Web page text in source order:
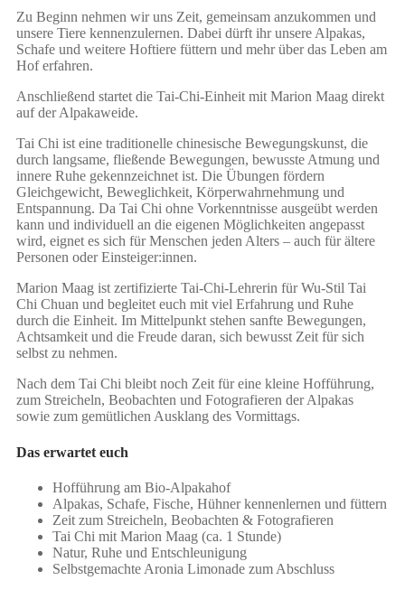
Zu Beginn nehmen wir uns Zeit, gemeinsam anzukommen und
unsere Tiere kennenzulernen. Dabei dürft ihr unsere Alpakas,
Schafe und weitere Hoftiere füttern und mehr über das Leben am
Hof erfahren.
Anschließend startet die Tai-Chi-Einheit mit Marion Maag direkt
auf der Alpakaweide.
Tai Chi ist eine traditionelle chinesische Bewegungskunst, die
durch langsame, fließende Bewegungen, bewusste Atmung und
innere Ruhe gekennzeichnet ist. Die Übungen fördern
Gleichgewicht, Beweglichkeit, Körperwahrnehmung und
Entspannung. Da Tai Chi ohne Vorkenntnisse ausgeübt werden
kann und individuell an die eigenen Möglichkeiten angepasst
wird, eignet es sich für Menschen jeden Alters – auch für ältere
Personen oder Einsteiger:innen.
Marion Maag ist zertifizierte Tai-Chi-Lehrerin für Wu-Stil Tai
Chi Chuan und begleitet euch mit viel Erfahrung und Ruhe
durch die Einheit. Im Mittelpunkt stehen sanfte Bewegungen,
Achtsamkeit und die Freude daran, sich bewusst Zeit für sich
selbst zu nehmen.
Nach dem Tai Chi bleibt noch Zeit für eine kleine Hofführung,
zum Streicheln, Beobachten und Fotografieren der Alpakas
sowie zum gemütlichen Ausklang des Vormittags.
Das erwartet euch
Hofführung am Bio-Alpakahof
Alpakas, Schafe, Fische, Hühner kennenlernen und füttern
Zeit zum Streicheln, Beobachten & Fotografieren
Tai Chi mit Marion Maag (ca. 1 Stunde)
Natur, Ruhe und Entschleunigung
Selbstgemachte Aronia Limonade zum Abschluss